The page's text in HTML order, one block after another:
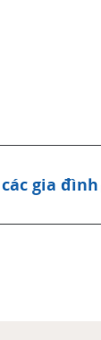
gia đình